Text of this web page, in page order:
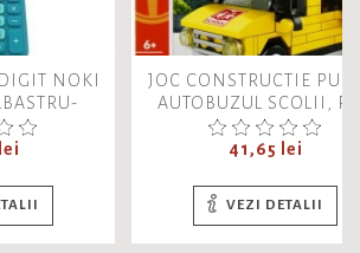
NOKI
JOC CONSTRUCTIE
AUTOBUZUL SCOLII,
ALLEBLOX, 492743, 102
PIESE, NO.AB4015,
Pret
41,65 lei
VEZI DETALII